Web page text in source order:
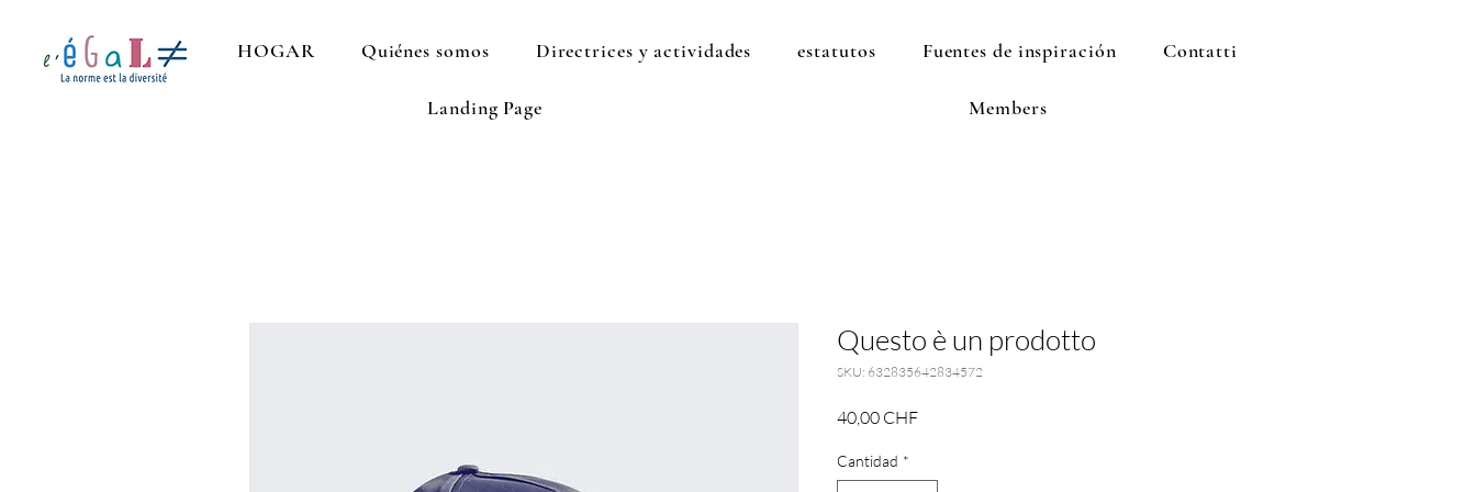
HOGAR Quiénes somos Directrices y actividades estatutos Fuentes de inspiración Contatti
Landing Page Members
Questo è un prodotto
SKU: 632835642834572
40,00 CHFPrecio
Cantidad *